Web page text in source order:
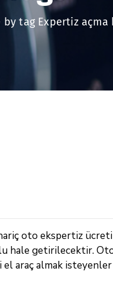
by tag Expertiz açma
oto ekspertiz
hale getirilecektir.
araç almak